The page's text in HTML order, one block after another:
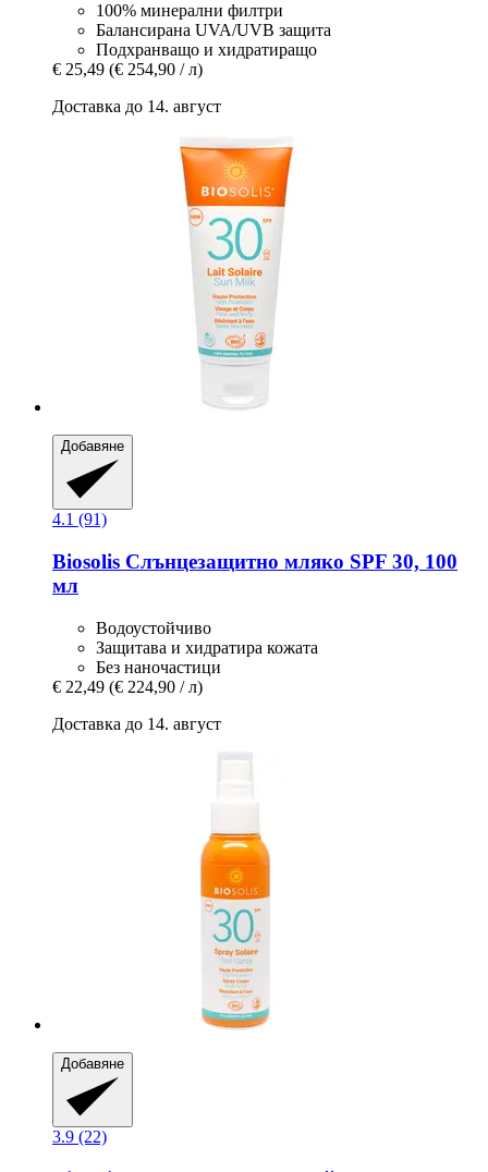
100% минерални филтри
Балансирана UVA/UVB защита
Подхранващо и хидратиращо
€ 25,49 (€ 254,90 / л)
Доставка до 14. август
Добавяне
4.1 (91)
Biosolis Слънцезащитно мляко SPF 30, 100
мл
Водоустойчиво
Защитава и хидратира кожата
Без наночастици
€ 22,49 (€ 224,90 / л)
Доставка до 14. август
Добавяне
3.9 (22)